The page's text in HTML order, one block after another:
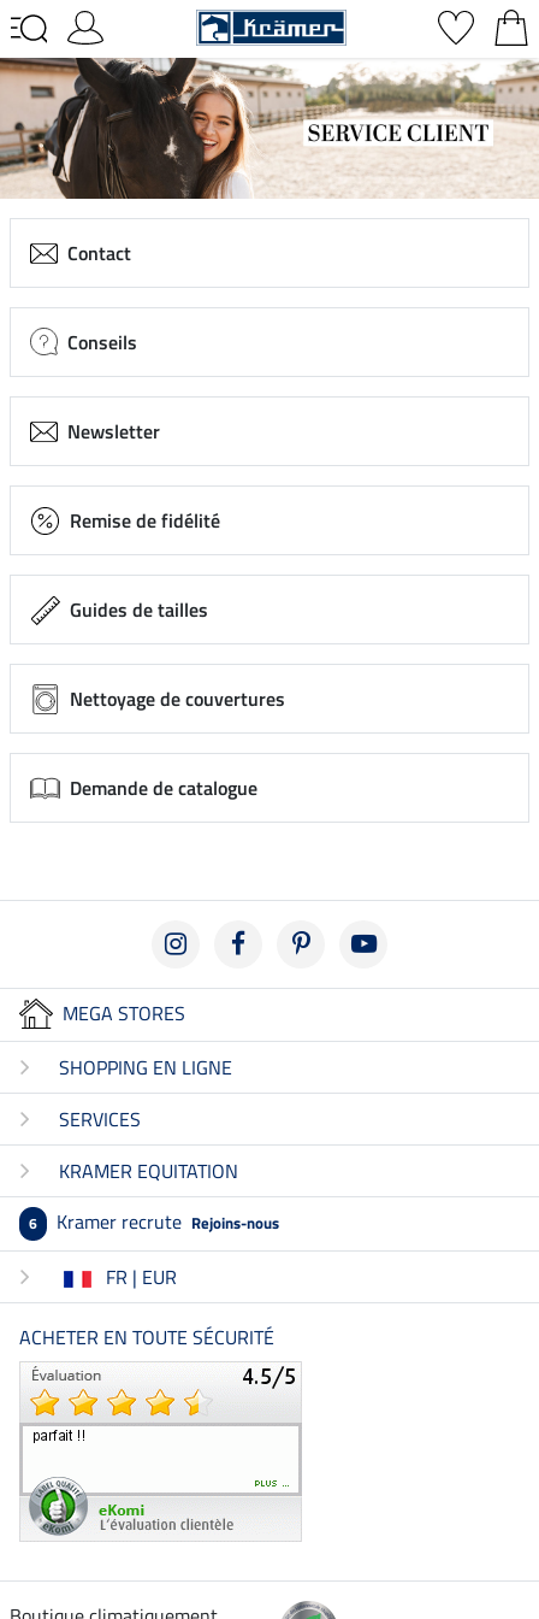
Contact
Conseils
Newsletter
Remise de fidélité
Guides de tailles
Nettoyage de couvertures
Demande de catalogue
MEGA STORES
SHOPPING EN LIGNE
SERVICES
KRAMER EQUITATION
6 Kramer recrute Rejoins-nous
FR | EUR
ACHETER EN TOUTE SÉCURITÉ